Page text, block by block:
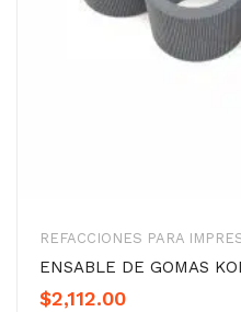
REFACCIONES PARA
ENSABLE DE GOMAS
$2,112.00